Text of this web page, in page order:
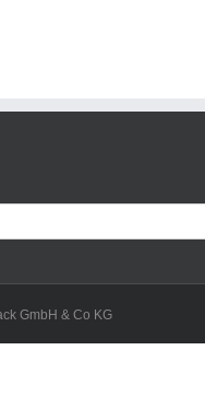
GmbH & Co KG